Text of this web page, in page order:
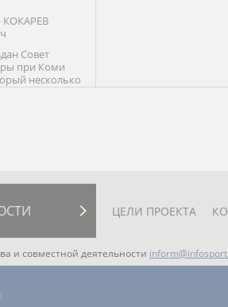
КОКАРЕВ
Совет
при Коми
несколько
с 1994 года
ЦЕЛИ ПРОЕКТА
и совместной деятельности